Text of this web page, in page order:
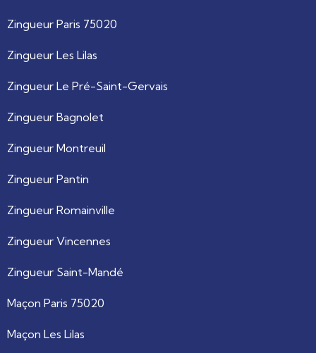
Zingueur Paris 75020
Zingueur Les Lilas
Zingueur Le Pré-Saint-Gervais
Zingueur Bagnolet
Zingueur Montreuil
Zingueur Pantin
Zingueur Romainville
Zingueur Vincennes
Zingueur Saint-Mandé
Maçon Paris 75020
Maçon Les Lilas